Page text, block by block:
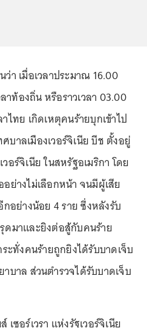
า เมื่อเวลาประมาณ 16.00
ท้องถิ่น หรือราวเวลา 03.00
ไทย เกิดเหตุคนร้ายบุกเข้าไป
บาลเมืองเวอร์จิเนีย บีช ตั้งอยู่
อร์จิเนีย ในสหรัฐอเมริกา โดย
ย่างไม่เลือกหน้า จนมีผู้เสีย
อย่างน้อย 4 ราย ซึ่งหลังรับ
ดมาและยิงต่อสู้กับคนร้าย
ะทั่งคนร้ายถูกยิงได้รับบาดเจ็บ
บาล ส่วนตำรวจได้รับบาดเจ็บ
ซอร์เวรา แห่งรัฐเวอร์จิเนีย